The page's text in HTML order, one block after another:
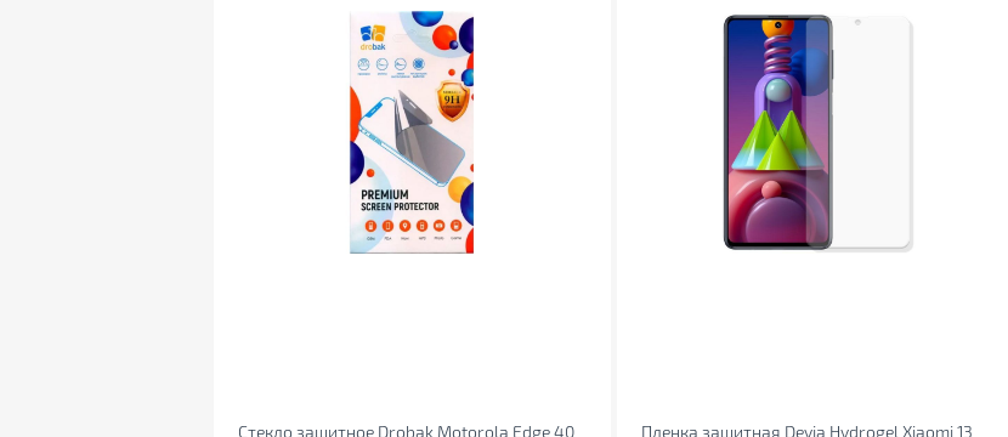
Стекло защитное Drobak Motorola Edge 40
Пленка защитная Devia Hydrogel Xiaomi 13